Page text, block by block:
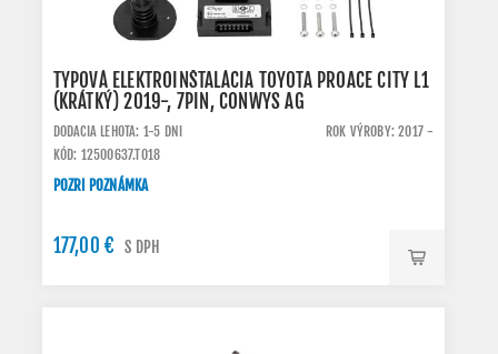
TYPOVÁ ELEKTROINŠTALÁCIA TOYOTA PROACE CITY L1
(KRÁTKÝ) 2019-, 7PIN, CONWYS AG
DODACIA LEHOTA: 1-5 DNI
ROK VÝROBY: 2017 -
KÓD: 12500637.TO18
POZRI POZNÁMKA
177,00 € S DPH